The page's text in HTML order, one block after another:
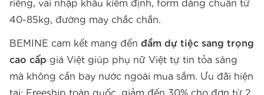
riêng, vải nhập khẩu kiểm định, form dáng chuẩn từ
40-85kg, đường may chắc chắn.
BEMINE cam kết mang đến đầm dự tiệc sang trọng
cao cấp giá Việt giúp phụ nữ Việt tự tin tỏa sáng
mà không cần bay nước ngoài mua sắm. Ưu đãi hiện